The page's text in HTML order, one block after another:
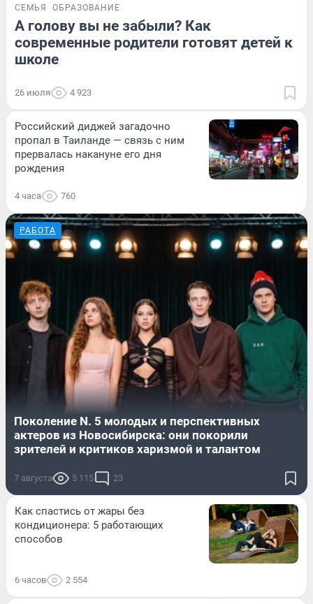
СЕМЬЯ ОБРАЗОВАНИЕ
А голову вы не забыли? Как
современные родители готовят детей к
школе
26 июля 4 923
Российский диджей загадочно
пропал в Таиланде — связь с ним
прервалась накануне его дня
рождения
4 часа 760
РАБОТА
Поколение N. 5 молодых и перспективных
актеров из Новосибирска: они покорили
зрителей и критиков харизмой и талантом
7 августа 5 115 23
Как спастись от жары без
кондиционера: 5 работающих
способов
6 часов 2 554